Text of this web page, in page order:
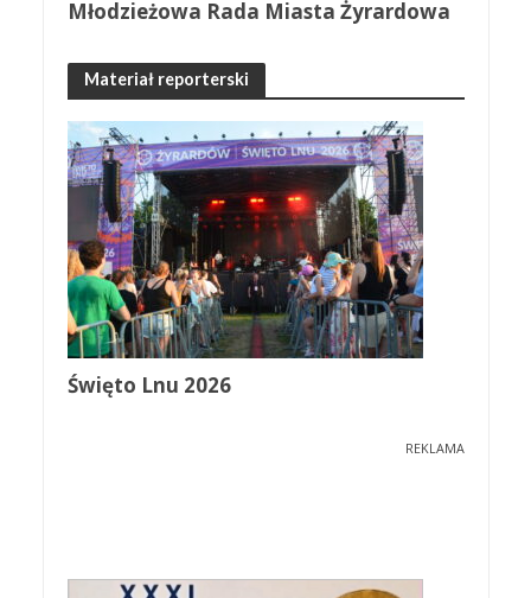
Młodzieżowa Rada Miasta Żyrardowa
Materiał reporterski
Święto Lnu 2026
REKLAMA